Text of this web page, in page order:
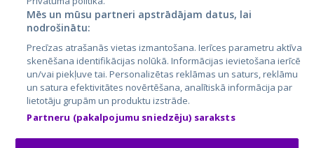
City24.lv
City24.ee
GetaPro.lv
GetaPro.ee
Skelbiu.lt
Autoplius.lt
Aruodas.lt
CVbankas.lt
Kainos.lt
Paslaugos.lt
auto24.ee
Osta.ee
KuldneBörs.ee
Mēs un mūsu partneri apstrādājam datus, lai
nodrošinātu:
Precīzas atrašanās vietas izmantošana. Ierīces parametru aktīva
skenēšana identifikācijas nolūkā. Informācijas ievietošana ierīcē
un/vai piekļuve tai. Personalizētas reklāmas un saturs, reklāmu
un satura efektivitātes novērtēšana, analītiskā informācija par
lietotāju grupām un produktu izstrāde.
Partneru (pakalpojumu sniedzēju) saraksts